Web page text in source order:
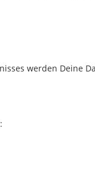
werden Deine